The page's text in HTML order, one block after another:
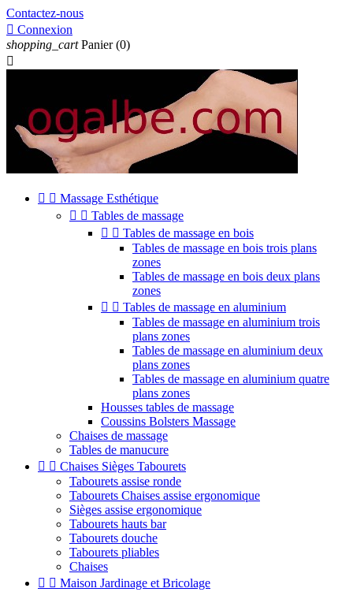
Contactez-nous
 Connexion
shopping_cart Panier (0)

  Massage Esthétique
  Tables de massage
  Tables de massage en bois
Tables de massage en bois trois plans
zones
Tables de massage en bois deux plans
zones
  Tables de massage en aluminium
Tables de massage en aluminium trois
plans zones
Tables de massage en aluminium deux
plans zones
Tables de massage en aluminium quatre
plans zones
Housses tables de massage
Coussins Bolsters Massage
Chaises de massage
Tables de manucure
  Chaises Sièges Tabourets
Tabourets assise ronde
Tabourets Chaises assise ergonomique
Sièges assise ergonomique
Tabourets hauts bar
Tabourets douche
Tabourets pliables
Chaises
  Maison Jardinage et Bricolage